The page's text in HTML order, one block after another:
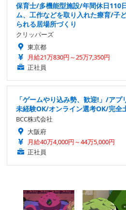
保育士/多機能型施設/年間休日110
ム、工作などを取り入れた療育/子
られる居場所づくり
クリッパーズ
東京都
月給21万830円～25万7,350円
正社員
「ゲームやり込み勢、歓迎!」/ア
未経験OK/オンライン選考OK/完全
BCC株式会社
大阪府
月給40万4,000円～44万5,000円
正社員